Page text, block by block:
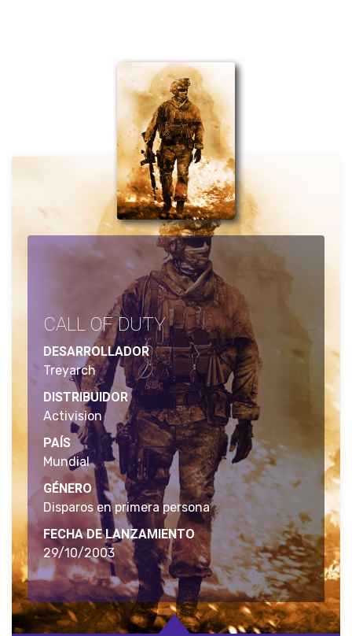
CALL OF DUTY
DESARROLLADOR
Treyarch
DISTRIBUIDOR
Activision
PAÍS
Mundial
GÉNERO
Disparos en primera persona
FECHA DE LANZAMIENTO
29/10/2003